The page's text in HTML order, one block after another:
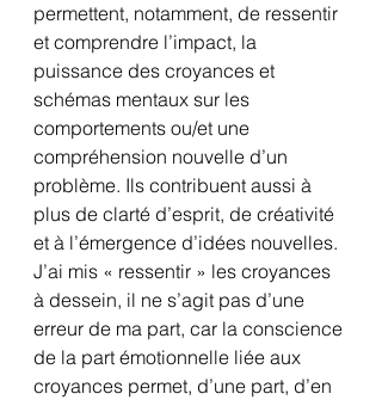
permettent, notamment, de ressentir
et comprendre l’impact, la
puissance des croyances et
schémas mentaux sur les
comportements ou/et une
compréhension nouvelle d’un
problème. Ils contribuent aussi à
plus de clarté d’esprit, de créativité
et à l’émergence d’idées nouvelles.
J’ai mis « ressentir » les croyances
à dessein, il ne s’agit pas d’une
erreur de ma part, car la conscience
de la part émotionnelle liée aux
croyances permet, d’une part, d’en